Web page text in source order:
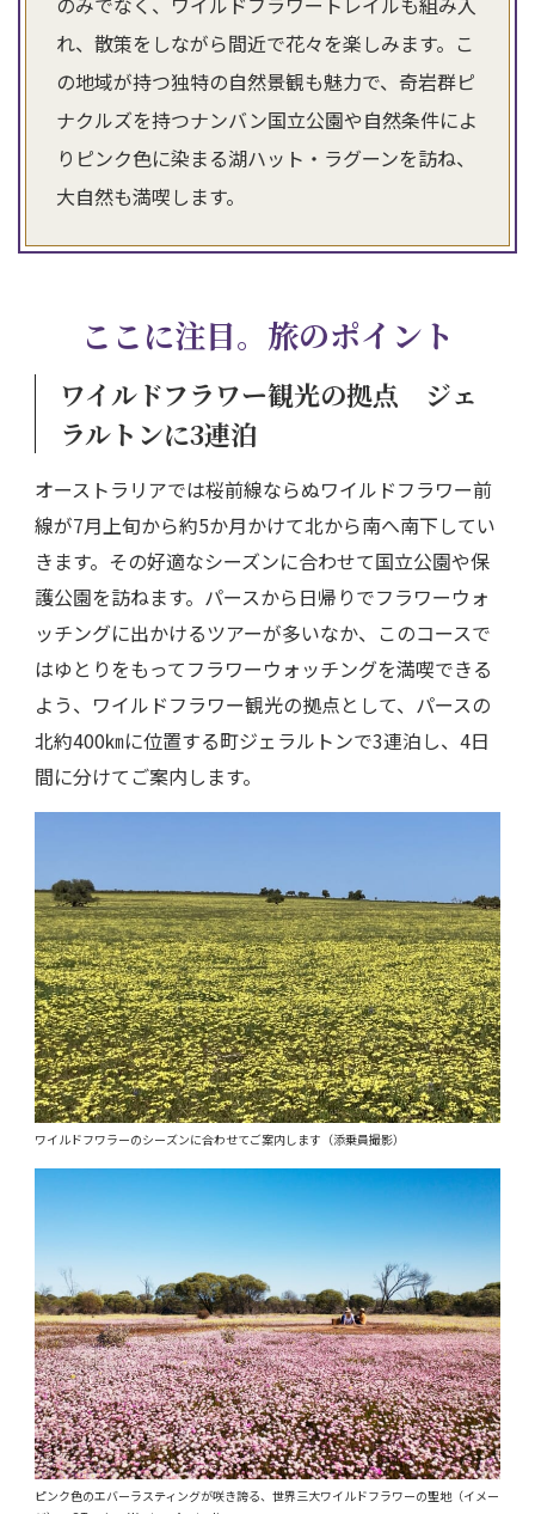
れ、散策をしながら間近で花々を楽しみます。こ
の地域が持つ独特の自然景観も魅力で、奇岩群ピ
ナクルズを持つナンバン国立公園や自然条件によ
りピンク色に染まる湖ハット・ラグーンを訪ね、
大自然も満喫します。
ここに注目。旅のポイント
ワイルドフラワー観光の拠点 ジェ
ラルトンに3連泊
オーストラリアでは桜前線ならぬワイルドフラワー前
線が7月上旬から約5か月かけて北から南へ南下してい
きます。その好適なシーズンに合わせて国立公園や保
護公園を訪ねます。パースから日帰りでフラワーウォ
ッチングに出かけるツアーが多いなか、このコースで
はゆとりをもってフラワーウォッチングを満喫できる
よう、ワイルドフラワー観光の拠点として、パースの
北約400㎞に位置する町ジェラルトンで3連泊し、4日
間に分けてご案内します。
ワイルドフワラーのシーズンに合わせてご案内します（添乗員撮影）
ピンク色のエバーラスティングが咲き誇る、世界三大ワイルドフラワーの聖地（イメー